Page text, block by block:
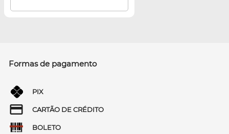
Formas de pagamento
PIX
CARTÃO DE CRÉDITO
BOLETO